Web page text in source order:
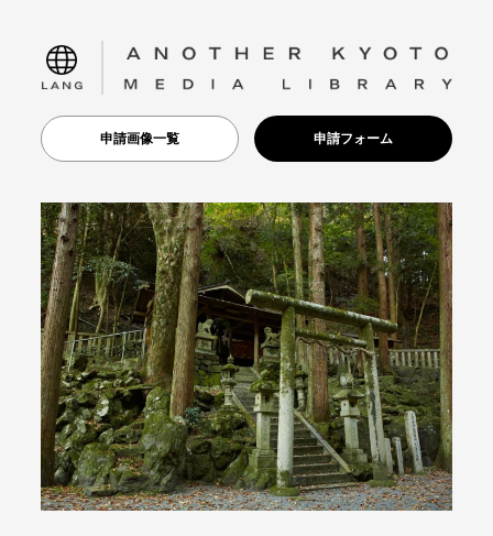
language
申請画像一覧 申請フォーム